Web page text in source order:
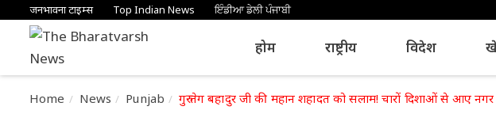
जनभावना टाइम्स Top Indian News ਇੰਡੀਆ ਡੇਲੀ ਪੰਜਾਬੀ
होम राष्ट्रीय विदेश
Home News Punjab गुरु तेग बहादुर जी की महान शहादत को सलाम! चारों दिशाओं से आए